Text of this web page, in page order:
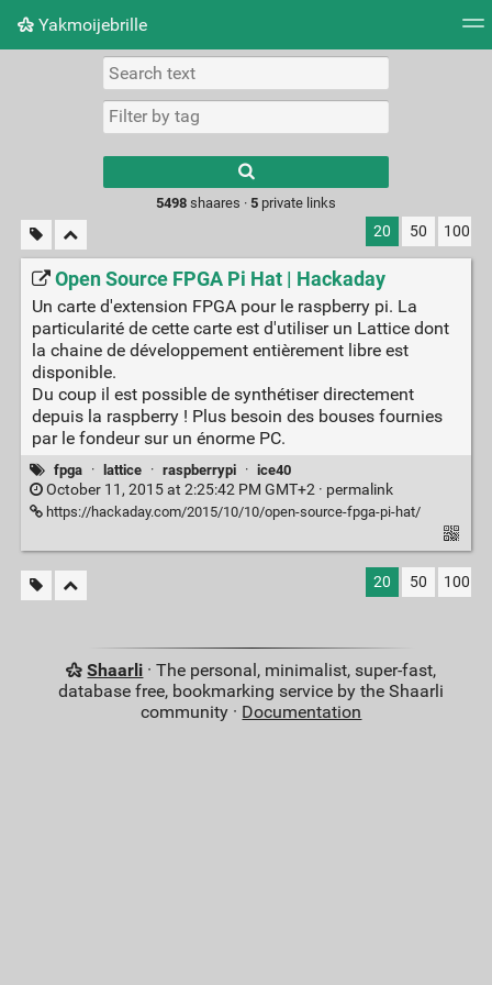
Yakmoijebrille
Picture wall
results.
5498shaares · 5private links
20 50 100
Open Source FPGA Pi Hat | Hackaday
Un carte d'extension FPGA pour le raspberry pi. La
particularité de cette carte est d'utiliser un Lattice dont
la chaine de développement entièrement libre est
disponible.
Du coup il est possible de synthétiser directement
depuis la raspberry ! Plus besoin des bouses fournies
par le fondeur sur un énorme PC.
fpga · lattice · raspberrypi · ice40
October 11, 2015 at 2:25:42 PM GMT+2 · permalink
https://hackaday.com/2015/10/10/open-source-fpga-pi-hat/
20 50 100
Shaarli · The personal, minimalist, super-fast,
database free, bookmarking service by the Shaarli
community · Documentation